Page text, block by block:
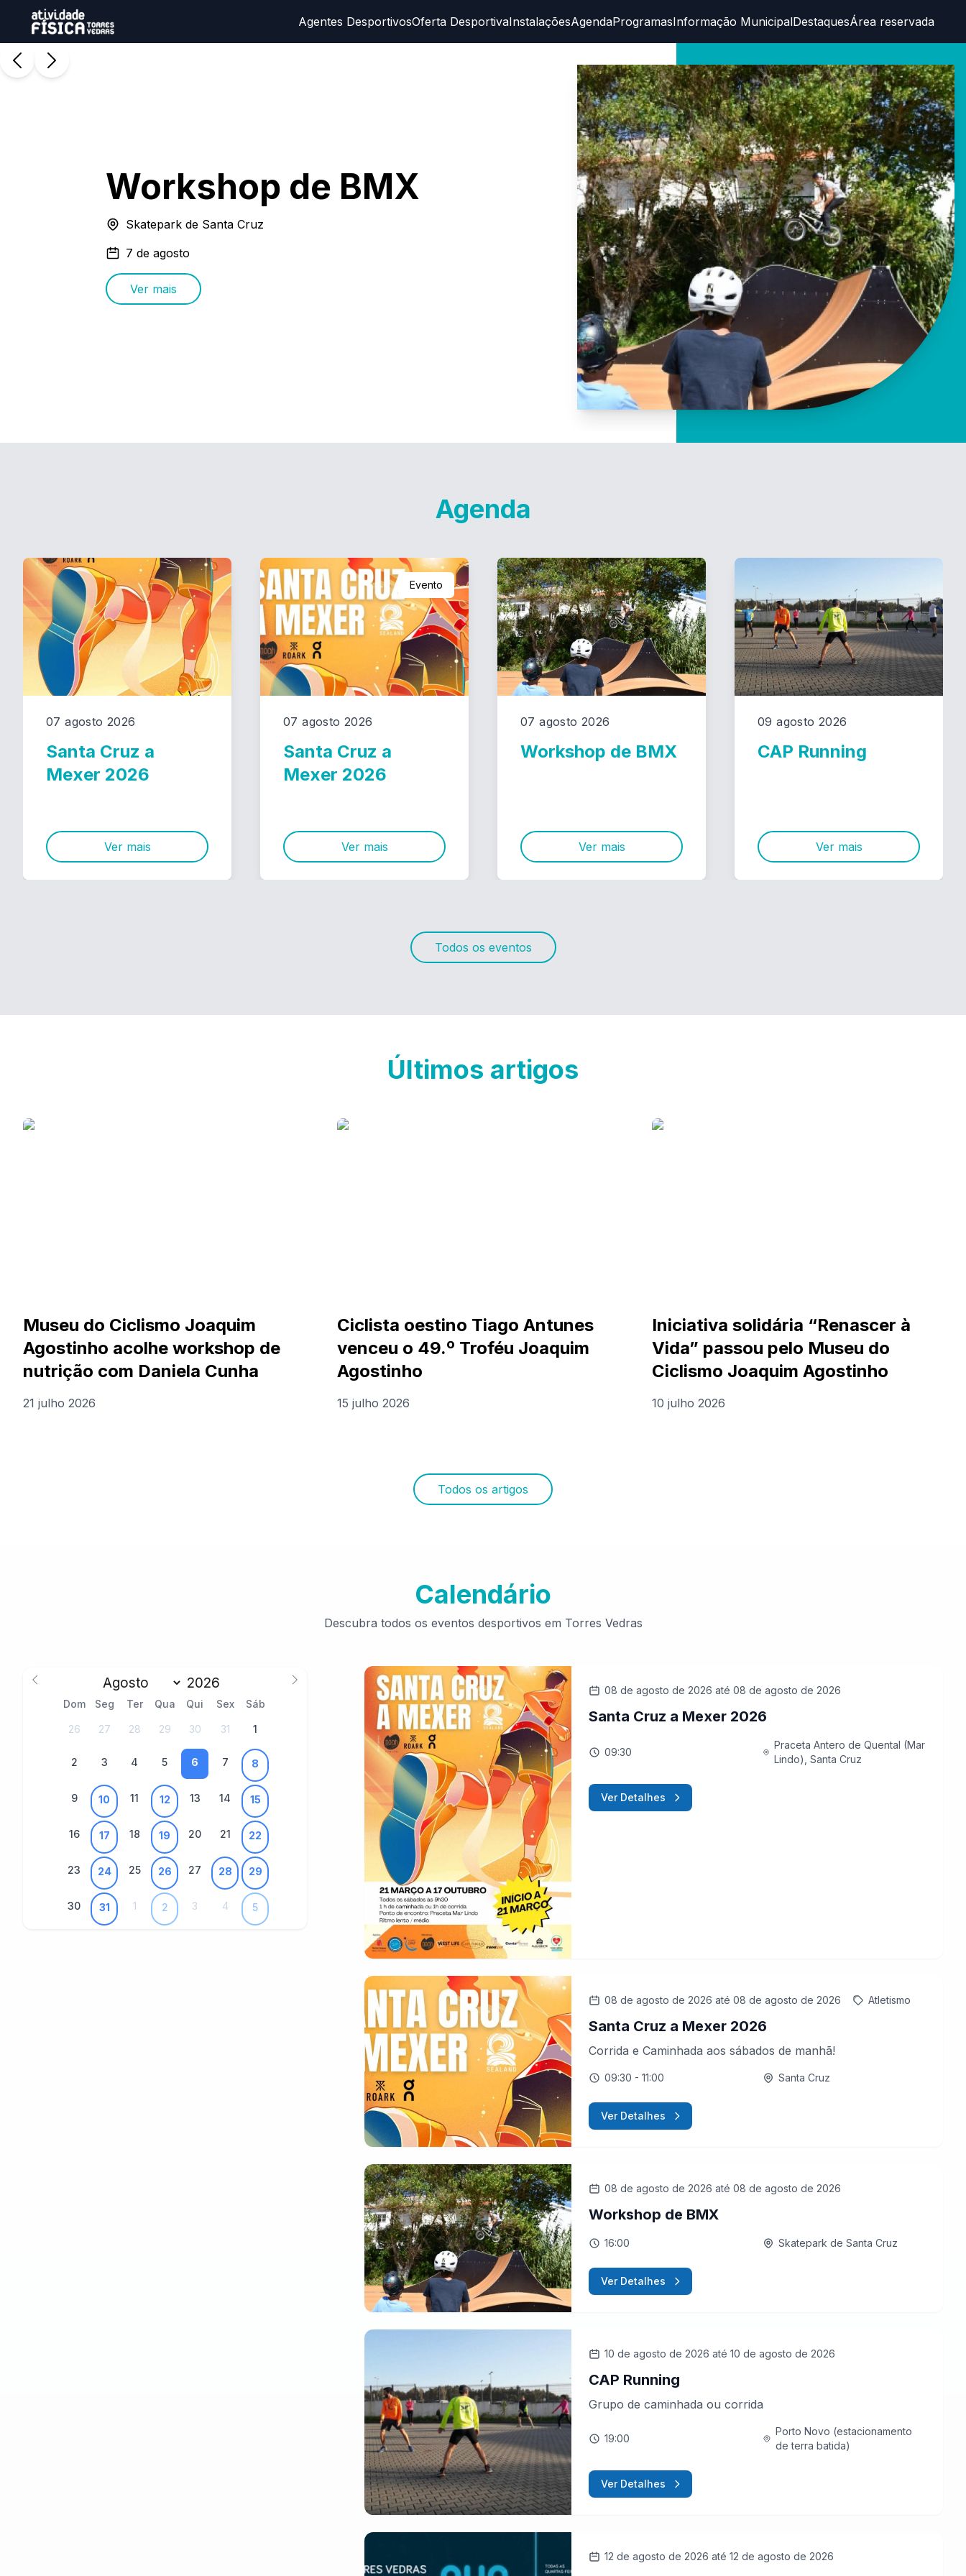
Agentes DesportivosOferta DesportivaInstalaçõesAgendaProgramasInformação MunicipalDestaquesÁrea reservada
Workshop de BMX
Skatepark de Santa Cruz
7 de agosto
Ver mais
Agenda
07 agosto 2026
Santa Cruz a
Mexer 2026
Ver mais
Evento
07 agosto 2026
Santa Cruz a
Mexer 2026
Ver mais
07 agosto 2026
Workshop de BMX
Ver mais
09 agosto 2026
CAP Running
Ver mais
Todos os eventos
Últimos artigos
Museu do Ciclismo Joaquim
Agostinho acolhe workshop de
nutrição com Daniela Cunha
21 julho 2026
Ciclista oestino Tiago Antunes
venceu o 49.º Troféu Joaquim
Agostinho
15 julho 2026
Iniciativa solidária “Renascer à
Vida” passou pelo Museu do
Ciclismo Joaquim Agostinho
10 julho 2026
Todos os artigos
Calendário
Descubra todos os eventos desportivos em Torres Vedras
Dom Seg Ter Qua Qui Sex Sáb
26 27 28 29 30 31 1
2 3 4 5 6 7 8
9 10 11 12 13 14 15
16 17 18 19 20 21 22
23 24 25 26 27 28 29
30 31 1 2 3 4 5
08 de agosto de 2026 até 08 de agosto de 2026
Santa Cruz a Mexer 2026
09:30
Praceta Antero de Quental (Mar
Lindo), Santa Cruz
Ver Detalhes
08 de agosto de 2026 até 08 de agosto de 2026 Atletismo
Santa Cruz a Mexer 2026
Corrida e Caminhada aos sábados de manhã!
09:30 - 11:00 Santa Cruz
Ver Detalhes
08 de agosto de 2026 até 08 de agosto de 2026
Workshop de BMX
16:00 Skatepark de Santa Cruz
Ver Detalhes
10 de agosto de 2026 até 10 de agosto de 2026
CAP Running
Grupo de caminhada ou corrida
19:00
Porto Novo (estacionamento
de terra batida)
Ver Detalhes
12 de agosto de 2026 até 12 de agosto de 2026